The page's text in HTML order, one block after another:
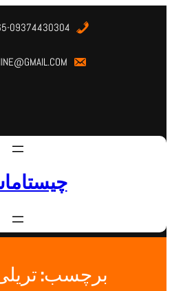
09374430304
برچسب: